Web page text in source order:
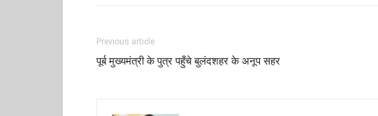
Previous article
पूर्ब मुख्यमंत्री के पुत्र पहुँचे बुलंदशहर के अनूप सहर